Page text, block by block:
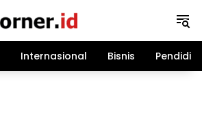
Internasional Bisnis